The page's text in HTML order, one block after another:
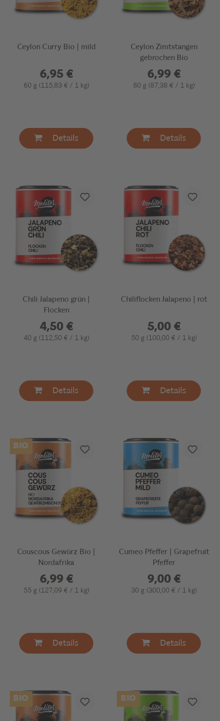
Ceylon Curry Bio | mild
6,95 €
60 g (115,83 € / 1 kg)
Details
Ceylon Zimtstangen
gebrochen Bio
6,99 €
80 g (87,38 € / 1 kg)
Details
Chili Jalapeno grün |
Flocken
4,50 €
40 g (112,50 € / 1 kg)
Details
Chiliflocken Jalapeno | rot
5,00 €
50 g (100,00 € / 1 kg)
Details
BIO
Couscous Gewürz Bio |
Nordafrika
6,99 €
55 g (127,09 € / 1 kg)
Details
Cumeo Pfeffer | Grapefruit
Pfeffer
9,00 €
30 g (300,00 € / 1 kg)
Details
BIO BIO